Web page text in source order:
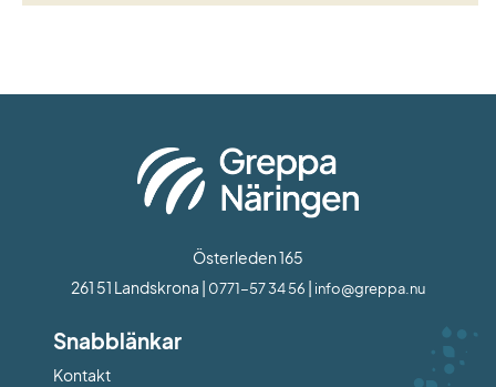
Österleden 165
261 51 Landskrona | 0771-57 34 56 | info@greppa.nu
Snabblänkar
Kontakt